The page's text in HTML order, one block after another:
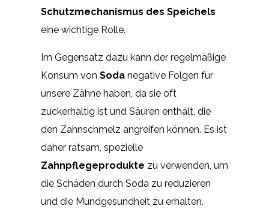
Schutzmechanismus des Speichels
eine wichtige Rolle.
Im Gegensatz dazu kann der regelmäßige
Konsum von Soda negative Folgen für
unsere Zähne haben, da sie oft
zuckerhaltig ist und Säuren enthält, die
den Zahnschmelz angreifen können. Es ist
daher ratsam, spezielle
Zahnpflegeprodukte zu verwenden, um
die Schäden durch Soda zu reduzieren
und die Mundgesundheit zu erhalten.